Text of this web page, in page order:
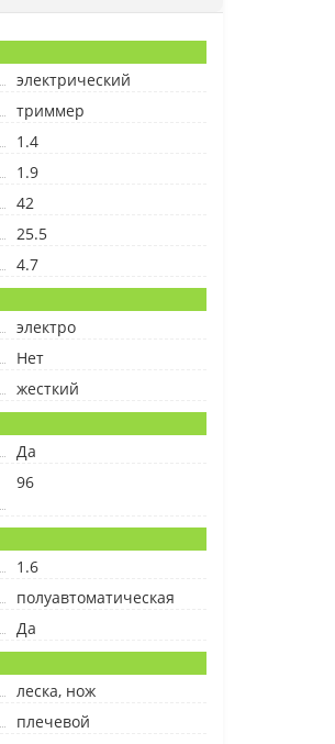
электрический
триммер
1.4
1.9
42
25.5
4.7
электро
Нет
жесткий
Да
96
1.6
полуавтоматическая
Да
леска, нож
плечевой